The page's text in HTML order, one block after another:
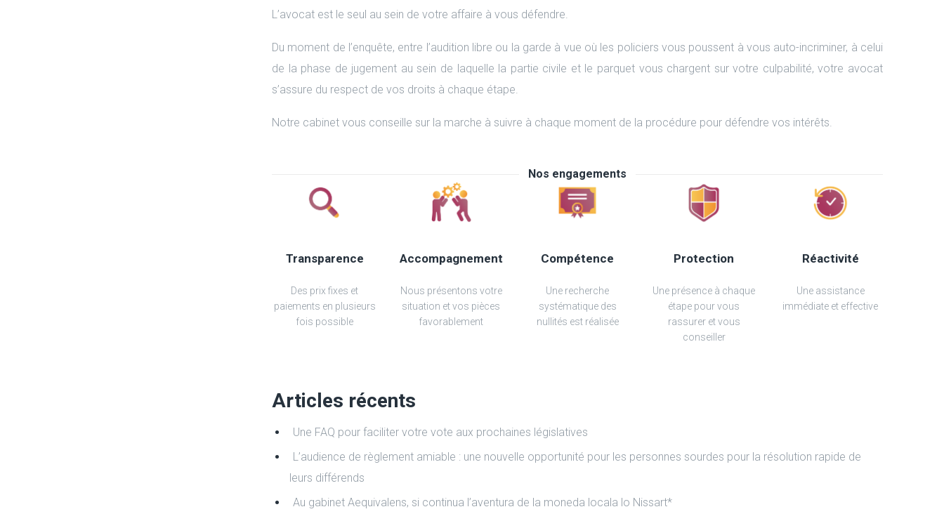
L’avocat est le seul au sein de votre affaire à vous défendre.
Du moment de l’enquête, entre l’audition libre ou la garde à vue où les policiers vous poussent à vous auto-incriminer, à celui
de la phase de jugement au sein de laquelle la partie civile et le parquet vous chargent sur votre culpabilité, votre avocat
s’assure du respect de vos droits à chaque étape.
Notre cabinet vous conseille sur la marche à suivre à chaque moment de la procédure pour défendre vos intérêts.
Nos engagements
Transparence
Des prix fixes et
paiements en plusieurs
fois possible
Accompagnement
Nous présentons votre
situation et vos pièces
favorablement
Compétence
Une recherche
systématique des
nullités est réalisée
Protection
Une présence à chaque
étape pour vous
rassurer et vous
conseiller
Réactivité
Une assistance
immédiate et effective
Articles récents
Une FAQ pour faciliter votre vote aux prochaines législatives
L’audience de règlement amiable : une nouvelle opportunité pour les personnes sourdes pour la résolution rapide de
leurs différends
Au gabinet Aequivalens, si continua l’aventura de la moneda locala lo Nissart*